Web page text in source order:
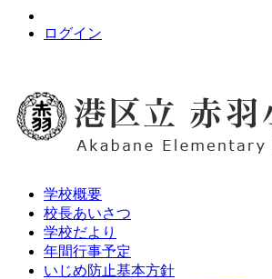
ログイン
学校概要
校長あいさつ
学校だより
年間行事予定
いじめ防止基本方針